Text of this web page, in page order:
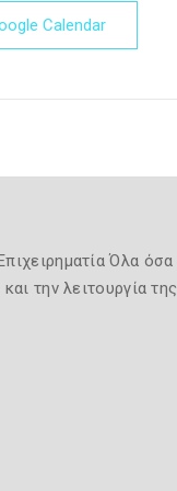
Calendar
Όλα όσα
την λειτουργία της